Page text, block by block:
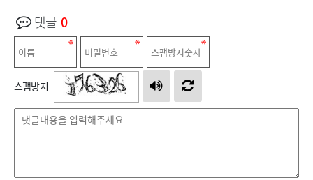
댓글 0
스팸방지